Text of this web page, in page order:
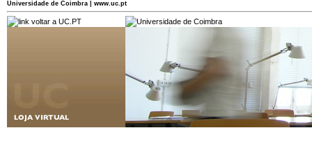
Universidade de Coimbra | www.uc.pt